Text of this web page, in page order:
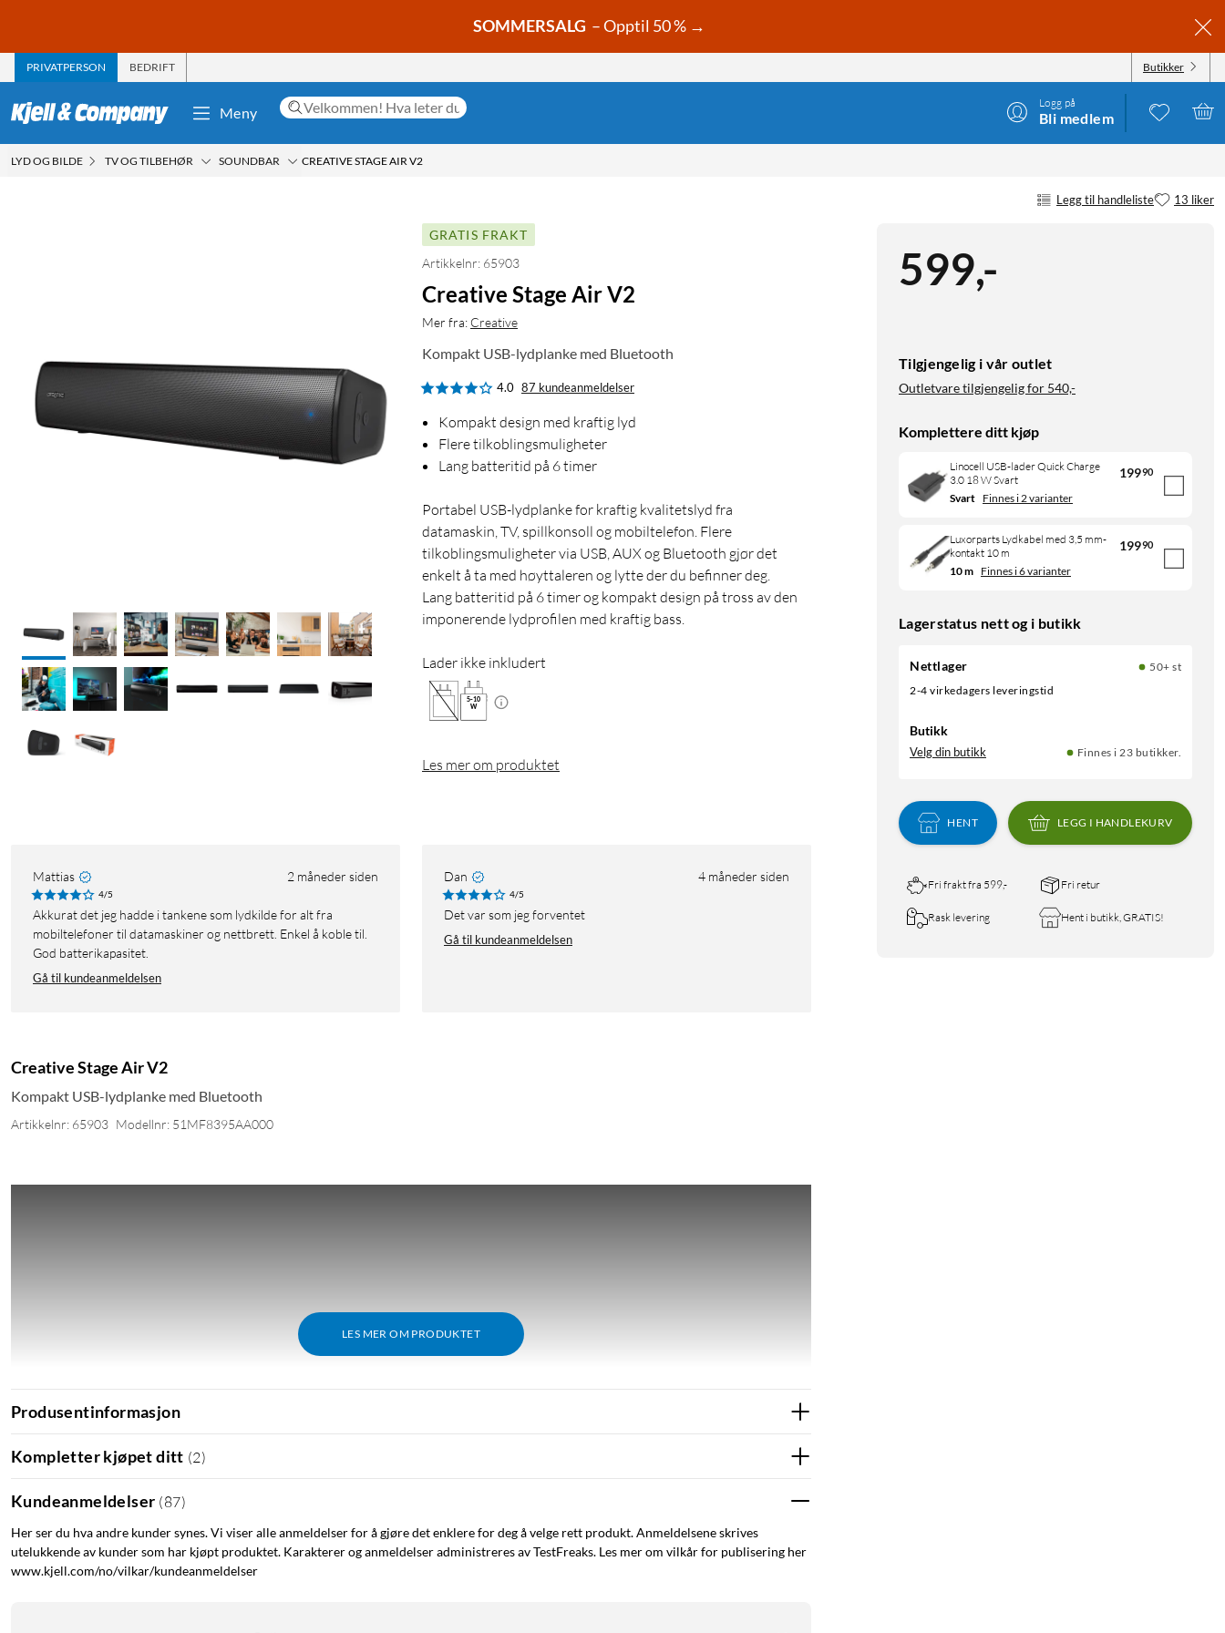
SOMMERSALG – Opptil 50 % →
PRIVATPERSON BEDRIFT Butikker
Meny
Logg på
Bli medlem
LYD OG BILDE TV OG TILBEHØR SOUNDBAR CREATIVE STAGE AIR V2
Legg til handleliste 13 liker
599,-
Tilgjengelig i vår outlet
Outletvare tilgjengelig for 540,-
Komplettere ditt kjøp
Linocell USB-lader Quick Charge
3.0 18 W Svart
19990
Svart Finnes i 2 varianter
Luxorparts Lydkabel med 3,5 mm-
kontakt 10 m
19990
10 m Finnes i 6 varianter
Lagerstatus nett og i butikk
Nettlager
50+ st
2-4 virkedagers leveringstid
Butikk
Velg din butikk Finnes i 23 butikker.
HENT LEGG I HANDLEKURV
Fri frakt fra 599,- Fri retur
Rask levering Hent i butikk, GRATIS!
GRATIS FRAKT
Artikkelnr: 65903
Creative Stage Air V2
Mer fra: Creative
Kompakt USB-lydplanke med Bluetooth
4.0 87 kundeanmeldelser
Kompakt design med kraftig lyd
Flere tilkoblingsmuligheter
Lang batteritid på 6 timer
Portabel USB-lydplanke for kraftig kvalitetslyd fra
datamaskin, TV, spillkonsoll og mobiltelefon. Flere
tilkoblingsmuligheter via USB, AUX og Bluetooth gjør det
enkelt å ta med høyttaleren og lytte der du befinner deg.
Lang batteritid på 6 timer og kompakt design på tross av den
imponerende lydprofilen med kraftig bass.
Lader ikke inkludert
5-10
W
Les mer om produktet
Mattias 2 måneder siden
4/5
Akkurat det jeg hadde i tankene som lydkilde for alt fra
mobiltelefoner til datamaskiner og nettbrett. Enkel å koble til.
God batterikapasitet.
Gå til kundeanmeldelsen
Dan 4 måneder siden
4/5
det var som jeg forventet
Gå til kundeanmeldelsen
Creative Stage Air V2
Kompakt USB-lydplanke med Bluetooth
Artikkelnr: 65903 Modellnr: 51MF8395AA000
LES MER OM PRODUKTET
Produsentinformasjon
Kompletter kjøpet ditt (2)
Kundeanmeldelser (87)
Her ser du hva andre kunder synes. Vi viser alle anmeldelser for å gjøre det enklere for deg å velge rett produkt. Anmeldelsene skrives
utelukkende av kunder som har kjøpt produktet. Karakterer og anmeldelser administreres av TestFreaks. Les mer om vilkår for publisering her
www.kjell.com/no/vilkar/kundeanmeldelser